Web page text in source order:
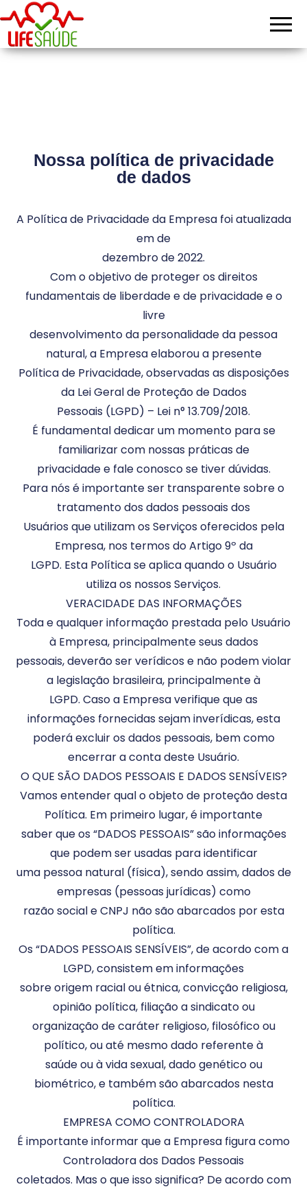
Nossa política de privacidade
de dados
A Política de Privacidade da Empresa foi atualizada
em de
dezembro de 2022.
Com o objetivo de proteger os direitos
fundamentais de liberdade e de privacidade e o
livre
desenvolvimento da personalidade da pessoa
natural, a Empresa elaborou a presente
Política de Privacidade, observadas as disposições
da Lei Geral de Proteção de Dados
Pessoais (LGPD) – Lei n° 13.709/2018.
É fundamental dedicar um momento para se
familiarizar com nossas práticas de
privacidade e fale conosco se tiver dúvidas.
Para nós é importante ser transparente sobre o
tratamento dos dados pessoais dos
Usuários que utilizam os Serviços oferecidos pela
Empresa, nos termos do Artigo 9º da
LGPD. Esta Política se aplica quando o Usuário
utiliza os nossos Serviços.
VERACIDADE DAS INFORMAÇÕES
Toda e qualquer informação prestada pelo Usuário
à Empresa, principalmente seus dados
pessoais, deverão ser verídicos e não podem violar
a legislação brasileira, principalmente à
LGPD. Caso a Empresa verifique que as
informações fornecidas sejam inverídicas, esta
poderá excluir os dados pessoais, bem como
encerrar a conta deste Usuário.
O QUE SÃO DADOS PESSOAIS E DADOS SENSÍVEIS?
Vamos entender qual o objeto de proteção desta
Política. Em primeiro lugar, é importante
saber que os “DADOS PESSOAIS” são informações
que podem ser usadas para identificar
uma pessoa natural (física), sendo assim, dados de
empresas (pessoas jurídicas) como
razão social e CNPJ não são abarcados por esta
política.
Os “DADOS PESSOAIS SENSÍVEIS”, de acordo com a
LGPD, consistem em informações
sobre origem racial ou étnica, convicção religiosa,
opinião política, filiação a sindicato ou
organização de caráter religioso, filosófico ou
político, ou até mesmo dado referente à
saúde ou à vida sexual, dado genético ou
biométrico, e também são abarcados nesta
política.
EMPRESA COMO CONTROLADORA
É importante informar que a Empresa figura como
Controladora dos Dados Pessoais
coletados. Mas o que isso significa? De acordo com